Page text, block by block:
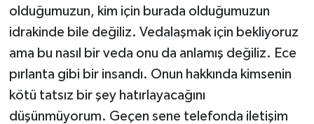
olduğumuzun, kim için burada olduğumuzun
idrakinde bile değiliz. Vedalaşmak için bekliyoruz
ama bu nasıl bir veda onu da anlamış değiliz. Ece
pırlanta gibi bir insandı. Onun hakkında kimsenin
kötü tatsız bir şey hatırlayacağını
düşünmüyorum. Geçen sene telefonda iletişim